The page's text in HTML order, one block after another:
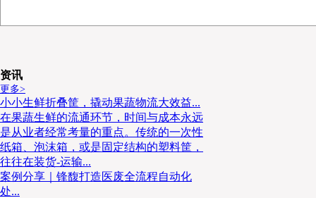
消费人口在不断减少
中国消费人口基数庞大，而且自新中国成立以来，七
亿7千万人，平均每年增长近1,200万人，2021年全国
但自2022年开始人口增长出现拐点，当年出生人口只
达到1,014万人，开始进入负增长阶段，低结婚率、低
根本改变，而且人口减少的速度还会进一步加速（如
接会减少对食材的需求，而且会成为长期的趋势。
资讯
更多>
小小生鲜折叠筐，撬动果蔬物流大效益...
在果蔬生鲜的流通环节，时间与成本永远
是从业者经常考量的重点。传统的一次性
纸箱、泡沫箱，或是固定结构的塑料筐，
往往在装货-运输...
案例分享｜锋馥打造医废全流程自动化
处...